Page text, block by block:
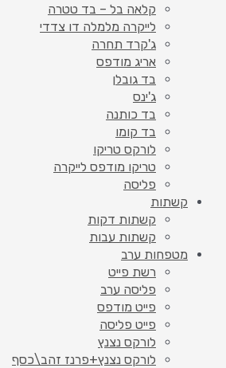
קלאה בל – בד טטרה
לייקרה מלמלה דו צדדי
ג'קרד תחרה
אריג מודפס
בד גובלן
ג'ינס
בד כותנה
בד קומו
לורקס טריקו
טריקו מודפס לייקרה
פליסה
קשתות
קשתות דקות
קשתות עבות
מטפחות ערב
רשת פייט
פליסה ערב
פייט מודפס
פייט פליסה
לורקס נצנץ
לורקס נצנץ+פרנז זהב\כסף